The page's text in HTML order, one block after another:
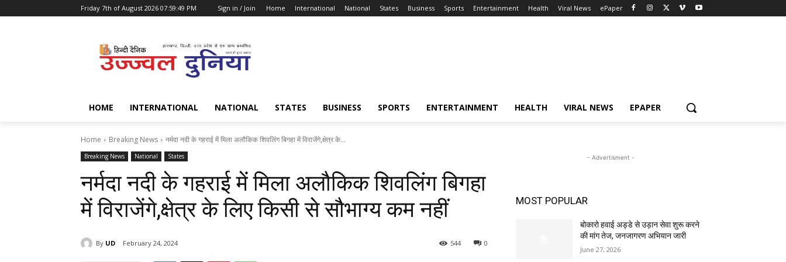
Friday 7th of August 2026 07:59:49 PM Sign in / Join Home International National States Business Sports Entertainment Health Viral News ePaper
HOME INTERNATIONAL NATIONAL STATES BUSINESS SPORTS ENTERTAINMENT HEALTH VIRAL NEWS EPAPER
Home Breaking News नर्मदा नदी के गहराई में मिला अलौकिक शिवलिंग बिगहा में विराजेंगे,क्षेत्र के...
Breaking News National States
नर्मदा नदी के गहराई में मिला अलौकिक शिवलिंग बिगहा
में विराजेंगे,क्षेत्र के लिए किसी से सौभाग्य कम नहीं
By UD February 24, 2024 0
544
- Advertisment -
MOST POPULAR
बोकारो हवाई अड्डे से उड़ान सेवा शुरू करने
की मांग तेज, जनजागरण अभियान जारी
June 27, 2026